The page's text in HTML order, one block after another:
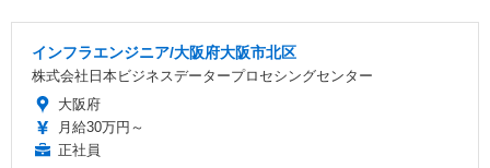
インフラエンジニア/大阪府大阪市北区
株式会社日本ビジネスデータープロセシングセンター
大阪府
月給30万円～
正社員